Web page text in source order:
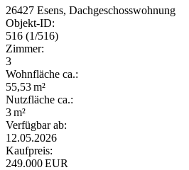
26427 Esens, Dachgeschosswohnung
Objekt-ID:
516 (1/516)
Zimmer:
3
Wohnfläche ca.:
55,53 m²
Nutzfläche ca.:
3 m²
Verfügbar ab:
12.05.2026
Kaufpreis:
249.000 EUR